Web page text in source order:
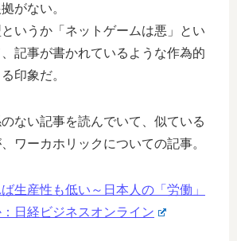
がない。
いうか「ネットゲームは悪」とい
記事が書かれているような作為的
印象だ。
ない記事を読んでいて、似ている
ワーカホリックについての記事。
生産性も低い～日本人の「労働」
日経ビジネスオンライン